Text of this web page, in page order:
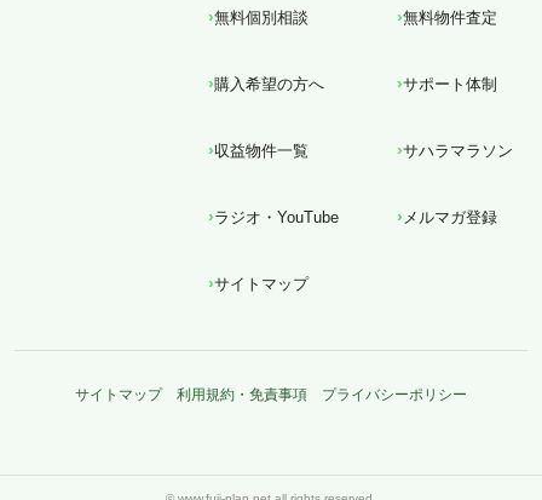
無料個別相談 無料物件査定
購入希望の方へ サポート体制
収益物件一覧 サハラマラソン
ラジオ・YouTube メルマガ登録
サイトマップ
サイトマップ 利用規約・免責事項 プライバシーポリシー